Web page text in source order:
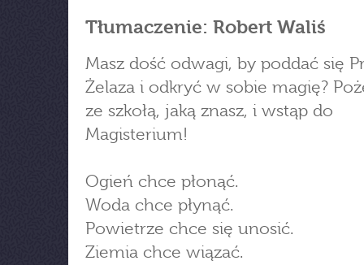
Tłumaczenie: Robert Waliś
Masz dość odwagi, by poddać się
Żelaza i odkryć w sobie magię?
ze szkołą, jaką znasz, i wstąp do
Magisterium!
Ogień chce płonąć.
Woda chce płynąć.
Powietrze chce się unosić.
Ziemia chce wiązać.